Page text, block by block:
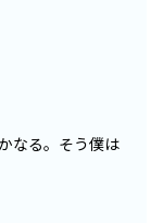
なる。そう僕は